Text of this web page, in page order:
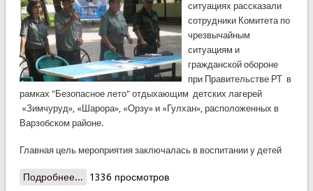
ситуациях рассказали
сотрудники Комитета по
чрезвычайным
ситуациям и
гражданской обороне
при Правительстве РТ в
рамках "Безопасное лето" отдыхающим детских лагерей
«Зимчуруд», «Шарора», «Орзу» и «Гулхан», расположенных в
Варзобском районе.
Главная цель мероприятия заключалась в воспитании у детей
Подробнее... о Сотрудники КЧС провели ряд встреч в летних
1336 просмотров